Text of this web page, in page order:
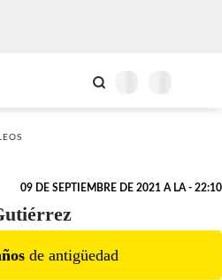
09 DE SEPTIEMBRE DE 2021 A LA - 22:10
s de antigüedad